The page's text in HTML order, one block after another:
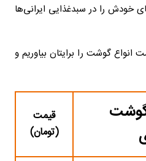
خودش را در سبدغذایی ایرانی‌ها
گوشت را برایتان بیاوریم و
قیمت
(تومان)